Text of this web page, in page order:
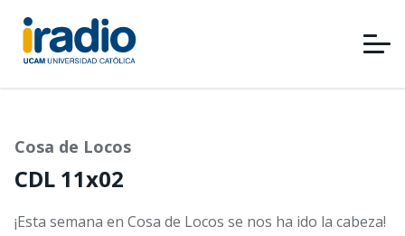
Pasar
contenido
principal
Cosa de Locos
CDL 11x02
¡Esta semana en Cosa de Locos se nos ha ido la cabeza!